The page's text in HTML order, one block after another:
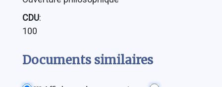
CDU:
100
Documents similaires